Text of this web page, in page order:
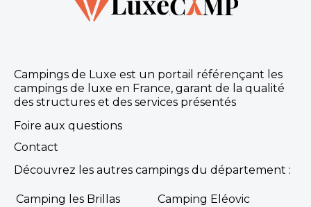
Campings de Luxe est un portail référençant les
campings de luxe en France, garant de la qualité
des structures et des services présentés
Foire aux questions
Contact
Découvrez les autres campings du département :
Camping les Brillas
Camping Eléovic